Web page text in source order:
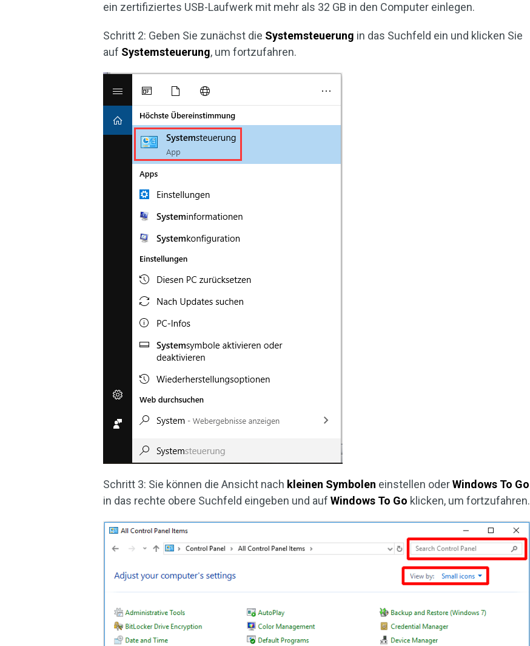
ein zertifiziertes USB-Laufwerk mit mehr als 32 GB in den Computer einlegen.
Schritt 2: Geben Sie zunächst die Systemsteuerung in das Suchfeld ein und klicken Sie
auf Systemsteuerung, um fortzufahren.
Schritt 3: Sie können die Ansicht nach kleinen Symbolen einstellen oderWindows To Go
in das rechte obere Suchfeld eingeben und aufWindows To Go klicken, um fortzufahren.